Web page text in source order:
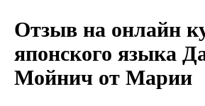
Отзыв на онлайн
японского языка
Мойнич от Марии